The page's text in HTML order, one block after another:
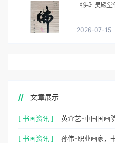
《佛》吴殿堂
2026-07-15
文章展示
[ 书画资讯 ]
[ 书画资讯 ] 孙伟-职业画家，